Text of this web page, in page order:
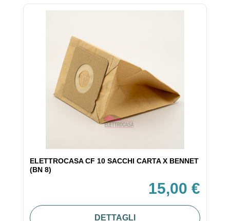
ELETTROCASA CF 10 SACCHI CARTA X BENNET
(BN 8)
15,00 €
DETTAGLI